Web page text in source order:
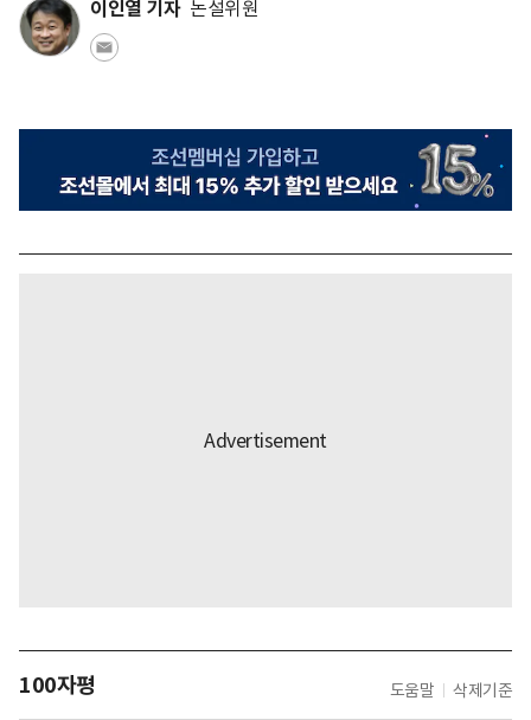
이인열 기자 논설위원
100자평 도움말 삭제기준